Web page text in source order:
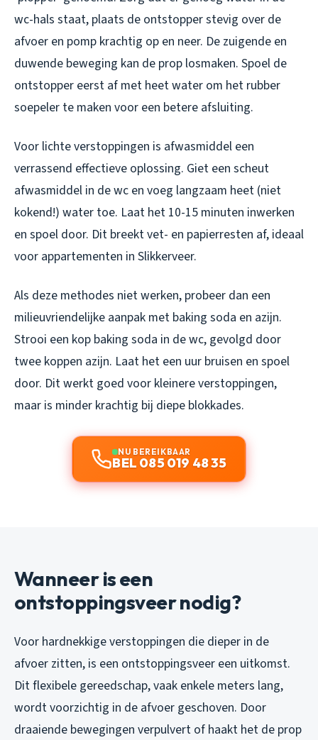
wc-hals staat, plaats de ontstopper stevig over de
afvoer en pomp krachtig op en neer. De zuigende en
duwende beweging kan de prop losmaken. Spoel de
ontstopper eerst af met heet water om het rubber
soepeler te maken voor een betere afsluiting.
Voor lichte verstoppingen is afwasmiddel een
verrassend effectieve oplossing. Giet een scheut
afwasmiddel in de wc en voeg langzaam heet (niet
kokend!) water toe. Laat het 10-15 minuten inwerken
en spoel door. Dit breekt vet- en papierresten af, ideaal
voor appartementen in Slikkerveer.
Als deze methodes niet werken, probeer dan een
milieuvriendelijke aanpak met baking soda en azijn.
Strooi een kop baking soda in de wc, gevolgd door
twee koppen azijn. Laat het een uur bruisen en spoel
door. Dit werkt goed voor kleinere verstoppingen,
maar is minder krachtig bij diepe blokkades.
NU BEREIKBAAR
BEL 085 019 48 35
Wanneer is een
ontstoppingsveer nodig?
Voor hardnekkige verstoppingen die dieper in de
afvoer zitten, is een ontstoppingsveer een uitkomst.
Dit flexibele gereedschap, vaak enkele meters lang,
wordt voorzichtig in de afvoer geschoven. Door
draaiende bewegingen verpulvert of haakt het de prop